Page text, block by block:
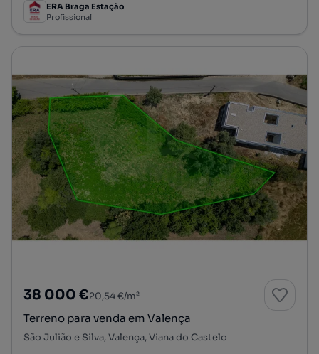
ERA Braga Estação
Profissional
38 000 €20,54 €/m²
Terreno para venda em Valença
São Julião e Silva, Valença, Viana do Castelo